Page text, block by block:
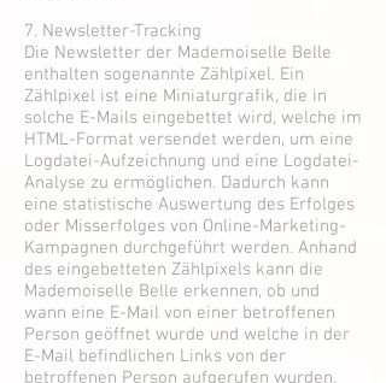
7. Newsletter-Tracking
Die Newsletter der Mademoiselle Belle
enthalten sogenannte Zählpixel. Ein
Zählpixel ist eine Miniaturgrafik, die in
solche E-Mails eingebettet wird, welche im
HTML-Format versendet werden, um eine
Logdatei-Aufzeichnung und eine Logdatei-
Analyse zu ermöglichen. Dadurch kann
eine statistische Auswertung des Erfolges
oder Misserfolges von Online-Marketing-
Kampagnen durchgeführt werden. Anhand
des eingebetteten Zählpixels kann die
Mademoiselle Belle erkennen, ob und
wann eine E-Mail von einer betroffenen
Person geöffnet wurde und welche in der
E-Mail befindlichen Links von der
betroffenen Person aufgerufen wurden.